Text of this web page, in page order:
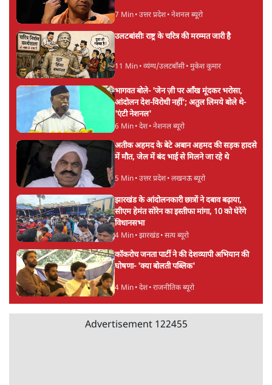
7 Min• उत्तर प्रदेश• नेशनल ब्यूरो
उलटबांसीः राष्ट्र के चरित्र की मरम्मत जारी है
11 Min• व्यंग्य/उलटबाँसी• मुकेश कुमार
भागवत बोले- 'जेन ज़ी पर आँख मूंदकर भरोसा,
आंदोलन देश-विरोधी नहीं'; अतुल लिमये बोले थे-
'एंटी नेशनल'
6 Min• देश• नेशनल ब्यूरो
अतीक अहमद के बेटे अबान अहमद की सड़क हादसे
में मौत, जेल में बंद भाई से मिलने जा रहे थे
5 Min• उत्तर प्रदेश• लखनऊ ब्यूरो
झारखंड के आंदोलनकारी छात्रों ने दबाव बढ़ाया,
सीएम हेमंत सोरेन का इस्तीफा मांगा, 10 को घेरेंगे
विधानसभा
4 Min• झारखंड• सत्य ब्यूरो
कॉकरोच जनता पार्टी ने की देशव्यापी अभियान की
घोषणा- 'क्या बोलती पब्लिक'
4 Min• देश• राजनीतिक ब्यूरो
Advertisement 122455